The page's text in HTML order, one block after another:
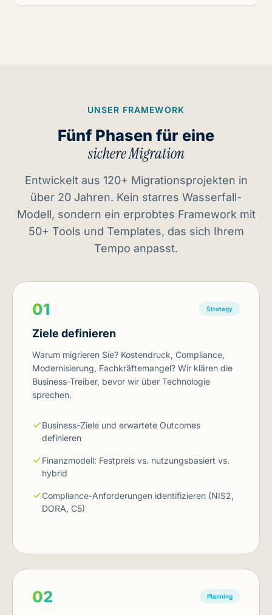
UNSER FRAMEWORK
Fünf Phasen für eine
sichere Migration
Entwickelt aus 120+ Migrationsprojekten in
über 20 Jahren. Kein starres Wasserfall-
Modell, sondern ein erprobtes Framework mit
50+ Tools und Templates, das sich Ihrem
Tempo anpasst.
01 Strategy
Ziele definieren
Warum migrieren Sie? Kostendruck, Compliance,
Modernisierung, Fachkräftemangel? Wir klären die
Business-Treiber, bevor wir über Technologie
sprechen.
Business-Ziele und erwartete Outcomes
definieren
Finanzmodell: Festpreis vs. nutzungsbasiert vs.
hybrid
Compliance-Anforderungen identifizieren (NIS2,
DORA, C5)
02 Planning